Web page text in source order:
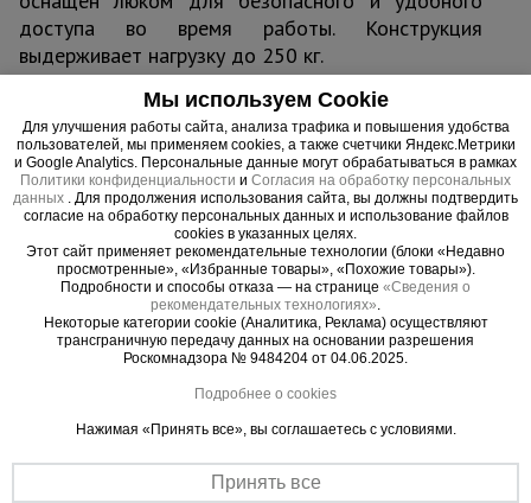
доступа во время работы. Конструкция
выдерживает нагрузку до 250 кг.
Базовый блок ВСП 2,0х2,0 совместим с
моделями ВСП 2,0х2,0 ПРОМ.
Важные преимущества –
эффективная работа
Безопасность
Лестницы, стяжки и гантели выполняют роль ограждения, а
устанавливаемой поверхности
Надежность
Конструкция изготовлена из электросварной трубы диаметром 42
Мы используем Cookie
Для улучшения работы сайта, анализа трафика и повышения удобства
пользователей, мы применяем cookies, а также счетчики Яндекс.Метрики
и Google Analytics. Персональные данные могут обрабатываться в рамках
Политики конфиденциальности и Согласия на обработку персональных
данных
. Для продолжения использования сайта, вы должны подтвердить
согласие на обработку персональных данных и использование файлов
cookies в указанных целях.
Этот сайт применяет рекомендательные технологии (блоки «Недавно
просмотренные», «Избранные товары», «Похожие товары»).
Подробности и способы отказа — на странице «Сведения о
рекомендательных технологиях»
Некоторые категории cookie (Аналитика, Реклама) осуществляют
трансграничную передачу данных на основании разрешения
Роскомнадзора № 9484204 от 04.06.2025.
Подробнее о cookies
Нажимая «Принять все», вы соглашаетесь с условиями.
Принять все